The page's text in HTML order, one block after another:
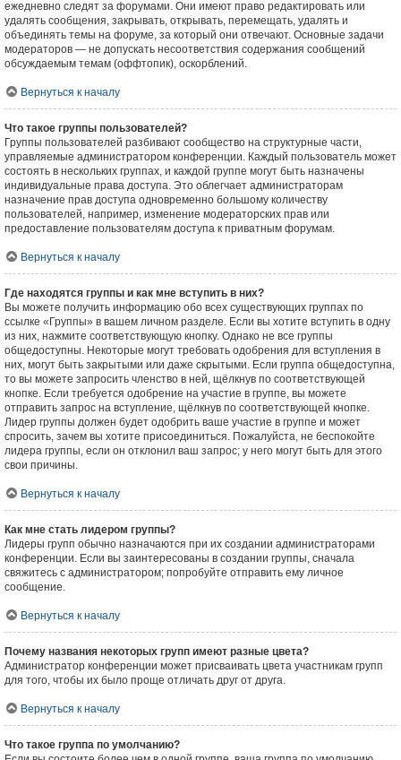
ежедневно следят за форумами. Они имеют право редактировать или
удалять сообщения, закрывать, открывать, перемещать, удалять и
объединять темы на форуме, за который они отвечают. Основные задачи
модераторов — не допускать несоответствия содержания сообщений
обсуждаемым темам (оффтопик), оскорблений.
Вернуться к началу
Что такое группы пользователей?
Группы пользователей разбивают сообщество на структурные части,
управляемые администратором конференции. Каждый пользователь может
состоять в нескольких группах, и каждой группе могут быть назначены
индивидуальные права доступа. Это облегчает администраторам
назначение прав доступа одновременно большому количеству
пользователей, например, изменение модераторских прав или
предоставление пользователям доступа к приватным форумам.
Вернуться к началу
Где находятся группы и как мне вступить в них?
Вы можете получить информацию обо всех существующих группах по
ссылке «Группы» в вашем личном разделе. Если вы хотите вступить в одну
из них, нажмите соответствующую кнопку. Однако не все группы
общедоступны. Некоторые могут требовать одобрения для вступления в
них, могут быть закрытыми или даже скрытыми. Если группа общедоступна,
то вы можете запросить членство в ней, щёлкнув по соответствующей
кнопке. Если требуется одобрение на участие в группе, вы можете
отправить запрос на вступление, щёлкнув по соответствующей кнопке.
Лидер группы должен будет одобрить ваше участие в группе и может
спросить, зачем вы хотите присоединиться. Пожалуйста, не беспокойте
лидера группы, если он отклонил ваш запрос; у него могут быть для этого
свои причины.
Вернуться к началу
Как мне стать лидером группы?
Лидеры групп обычно назначаются при их создании администраторами
конференции. Если вы заинтересованы в создании группы, сначала
свяжитесь с администратором; попробуйте отправить ему личное
сообщение.
Вернуться к началу
Почему названия некоторых групп имеют разные цвета?
Администратор конференции может присваивать цвета участникам групп
для того, чтобы их было проще отличать друг от друга.
Вернуться к началу
Что такое группа по умолчанию?